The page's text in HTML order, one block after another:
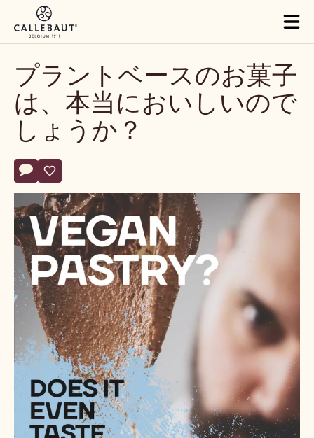
Skip to main content
プラントベースのお菓子
は、本当においしいので
しょうか？
Actions
コメント
- プラントベースのお菓子は、本当においしいのでしょうか？
保存
- プラントベースのお菓子は、本当においしいのでしょうか